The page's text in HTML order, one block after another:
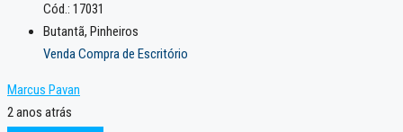
Cód.: 17031
Butantã, Pinheiros
Venda Compra de Escritório
Marcus Pavan
2 anos atrás